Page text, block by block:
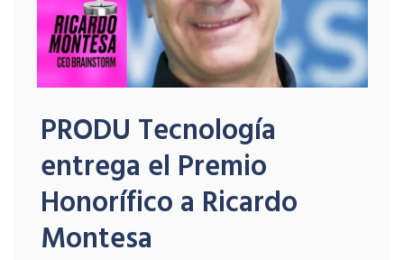
PRODU Tecnología
entrega el Premio
Honorífico a Ricardo
Montesa